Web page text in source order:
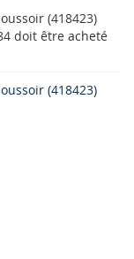
(418423)
doit être acheté
(418423)